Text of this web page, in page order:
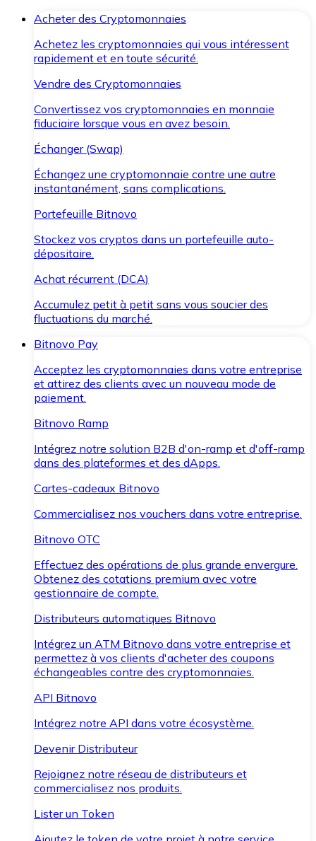
Acheter des Cryptomonnaies
Achetez les cryptomonnaies qui vous intéressent
rapidement et en toute sécurité.
Vendre des Cryptomonnaies
Convertissez vos cryptomonnaies en monnaie
fiduciaire lorsque vous en avez besoin.
Échanger (Swap)
Échangez une cryptomonnaie contre une autre
instantanément, sans complications.
Portefeuille Bitnovo
Stockez vos cryptos dans un portefeuille auto-
dépositaire.
Achat récurrent (DCA)
Accumulez petit à petit sans vous soucier des
fluctuations du marché.
Bitnovo Pay
Acceptez les cryptomonnaies dans votre entreprise
et attirez des clients avec un nouveau mode de
paiement.
Bitnovo Ramp
Intégrez notre solution B2B d'on-ramp et d'off-ramp
dans des plateformes et des dApps.
Cartes-cadeaux Bitnovo
Commercialisez nos vouchers dans votre entreprise.
Bitnovo OTC
Effectuez des opérations de plus grande envergure.
Obtenez des cotations premium avec votre
gestionnaire de compte.
Distributeurs automatiques Bitnovo
Intégrez un ATM Bitnovo dans votre entreprise et
permettez à vos clients d'acheter des coupons
échangeables contre des cryptomonnaies.
API Bitnovo
Intégrez notre API dans votre écosystème.
Devenir Distributeur
Rejoignez notre réseau de distributeurs et
commercialisez nos produits.
Lister un Token